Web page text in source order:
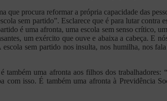
que procura reformar a própria capacidade das
sem partido”. Esclarece que é para lutar contra
é uma afronta, uma escola sem senso crítico,
um exército que ouve e abaixa a cabeça. E
sem partido nos insulta, nos humilha, nos
também uma afronta aos filhos dos
isso. É também uma afronta à Previdência